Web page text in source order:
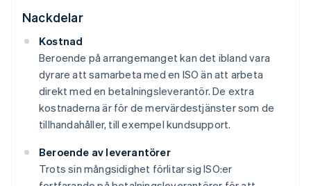
Nackdelar
Kostnad
Beroende på arrangemanget kan det ibland vara
dyrare att samarbeta med en ISO än att arbeta
direkt med en betalningsleverantör. De extra
kostnaderna är för de mervärdestjänster som de
tillhandahåller, till exempel kundsupport.
Beroende av leverantörer
Trots sin mångsidighet förlitar sig ISO:er